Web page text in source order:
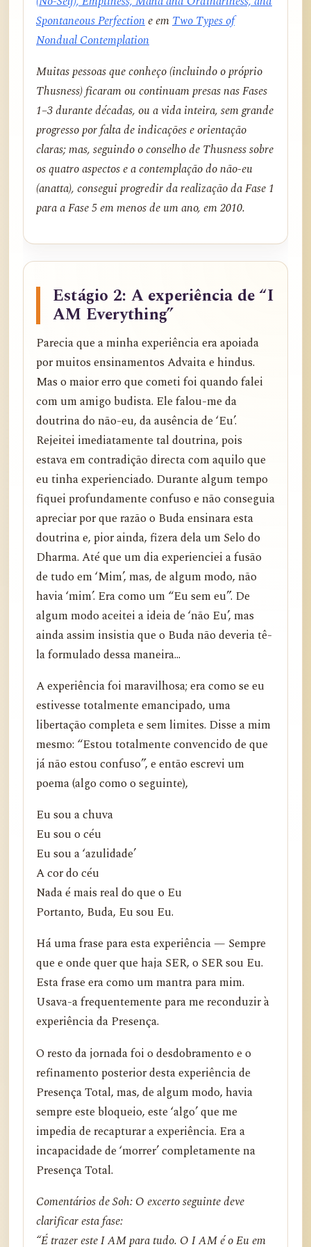
Spontaneous Perfectione emTwo Types of
Nondual Contemplation
Muitas pessoas que conheço (incluindo o próprio
Thusness) ficaram ou continuam presas nas Fases
1–3 durante décadas, ou a vida inteira, sem grande
progresso por falta de indicações e orientação
claras; mas, seguindo o conselho de Thusness sobre
os quatro aspectos e a contemplação do não-eu
(anatta), consegui progredir da realização da Fase 1
para a Fase 5 em menos de um ano, em 2010.
Estágio 2: A experiência de “I
AM Everything”
Parecia que a minha experiência era apoiada
por muitos ensinamentos Advaita e hindus.
Mas o maior erro que cometi foi quando falei
com um amigo budista. Ele falou-me da
doutrina do não-eu, da ausência de ‘Eu’.
Rejeitei imediatamente tal doutrina, pois
estava em contradição directa com aquilo que
eu tinha experienciado. Durante algum tempo
fiquei profundamente confuso e não conseguia
apreciar por que razão o Buda ensinara esta
doutrina e, pior ainda, fizera dela um Selo do
Dharma. Até que um dia experienciei a fusão
de tudo em ‘Mim’, mas, de algum modo, não
havia ‘mim’. Era como um “Eu sem eu”. De
algum modo aceitei a ideia de ‘não Eu’, mas
ainda assim insistia que o Buda não deveria tê-
la formulado dessa maneira...
A experiência foi maravilhosa; era como se eu
estivesse totalmente emancipado, uma
libertação completa e sem limites. Disse a mim
mesmo: “Estou totalmente convencido de que
já não estou confuso”, e então escrevi um
poema (algo como o seguinte),
Eu sou a chuva
Eu sou o céu
Eu sou a ‘azulidade’
A cor do céu
Nada é mais real do que o Eu
Portanto, Buda, Eu sou Eu.
Há uma frase para esta experiência — Sempre
que e onde quer que haja SER, o SER sou Eu.
Esta frase era como um mantra para mim.
Usava-a frequentemente para me reconduzir à
experiência da Presença.
O resto da jornada foi o desdobramento e o
refinamento posterior desta experiência de
Presença Total, mas, de algum modo, havia
sempre este bloqueio, este ‘algo’ que me
impedia de recapturar a experiência. Era a
incapacidade de ‘morrer’ completamente na
Presença Total.
Comentários de Soh: O excerto seguinte deve
clarificar esta fase:
“É trazer este I AM para tudo. O I AM é o Eu em